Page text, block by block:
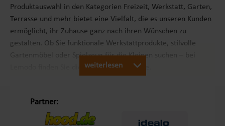
Produktauswahl in den Kategorien Freizeit, Werkstatt, Garten,
Terrasse und mehr bietet eine Vielfalt, die es unseren Kunden
ermöglicht, ihr Zuhause ganz nach ihren Wünschen zu
gestalten. Ob Sie funktionale Werkstattprodukte, stilvolle
Gartenmöbel oder Spielzeug für die Kleinen suchen – bei
Lemodo finden Sie die passenden Produkte.
Mit dem Leitsatz „Schöner Leben in Haus und Garten“ ist es
weiterlesen
Partner: